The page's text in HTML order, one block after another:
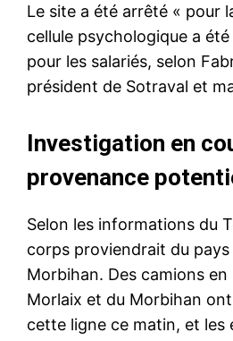
Le site a été arrêté « pour
cellule psychologique a
pour les salariés, selon
président de Sotraval et
Investigation en
provenance
Selon les informations du
corps proviendrait du
Morbihan. Des camions
Morlaix et du Morbihan
cette ligne ce matin, et les